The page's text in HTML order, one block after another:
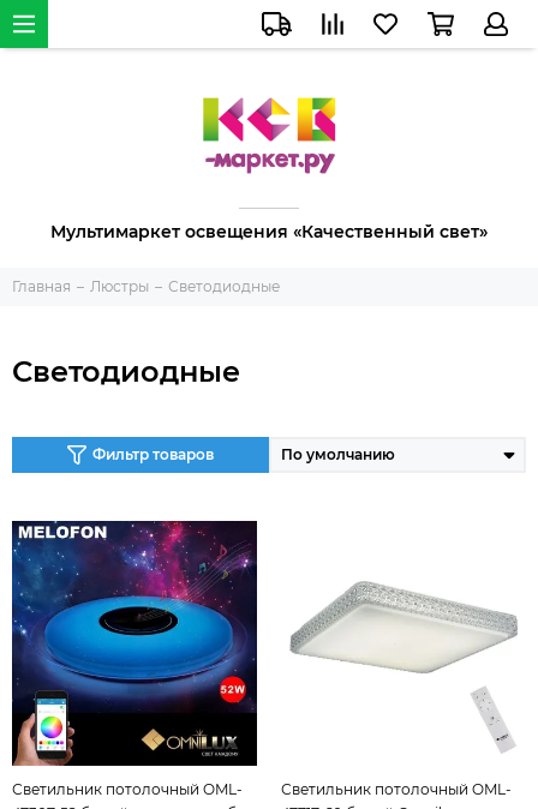
Мультимаркет освещения «Качественный свет»
Главная Люстры Светодиодные
Светодиодные
Фильтр товаров
Светильник потолочный OML-
Светильник потолочный OML-